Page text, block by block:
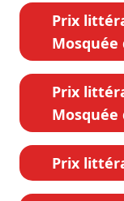
Prix
Mosquée
Prix
Mosquée
Prix